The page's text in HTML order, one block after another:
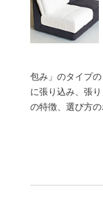
包み」のタイプ
に張り込み、張
の特徴、選び方